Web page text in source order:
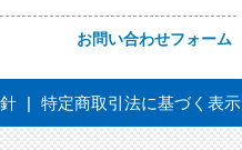
お問い合わせフォーム
| 特定商取引法に基づく表示